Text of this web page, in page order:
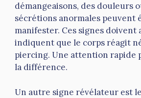
démangeaisons, des douleurs
sécrétions anormales peuvent
manifester. Ces signes doivent
indiquent que le corps réagit
piercing. Une attention rapide
la différence.
Un autre signe révélateur est le